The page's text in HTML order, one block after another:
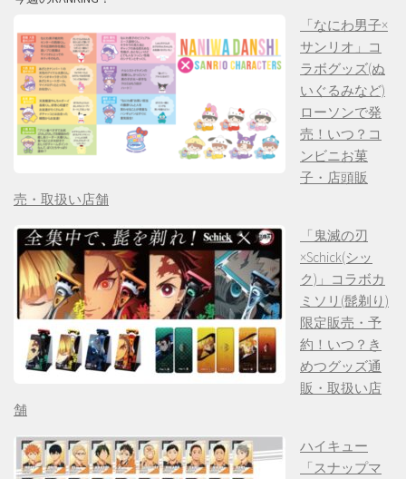
「なにわ男子×
サンリオ」コ
ラボグッズ(ぬ
いぐるみなど)
ローソンで発
売！いつ？コ
ンビニお菓
子・店頭販
売・取扱い店舗
「鬼滅の刃
×Schick(シッ
ク)」コラボカ
ミソリ(髭剃り)
限定販売・予
約！いつ？き
めつグッズ通
販・取扱い店
舗
ハイキュー
「スナップマ